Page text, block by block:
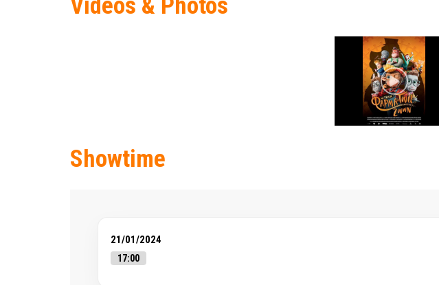
Videos & Photos
Showtime
21/01/2024
17:00